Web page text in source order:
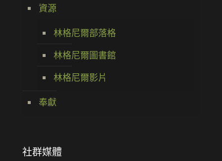
資源
林格尼爾部落格
林格尼爾圖書館
林格尼爾影片
奉獻
社群媒體